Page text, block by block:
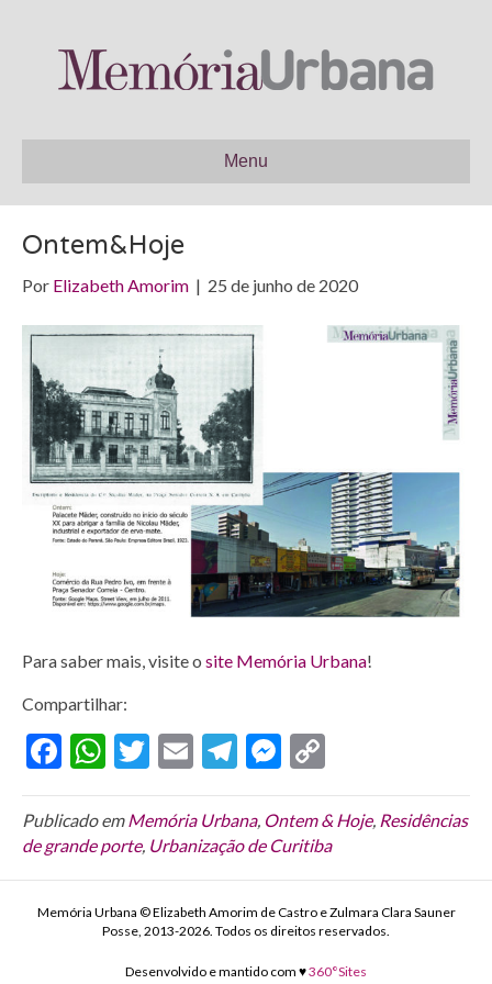
Menu
Ontem&Hoje
Por Elizabeth Amorim | 25 de junho de 2020
Para saber mais, visite o site Memória Urbana!
Compartilhar:
F
ac
e
b
o
o
W
h
at
s
A
p
T
w
itt
er
E
m
ai
l
T
el
e
gr
a
m
M
es
se
n
g
er
o
p
y
Li
n
k
Publicado emMemória Urbana, Ontem & Hoje, Residências
de grande porte, Urbanização de Curitiba
Memória Urbana © Elizabeth Amorim de Castro e Zulmara Clara Sauner
Posse, 2013-2026. Todos os direitos reservados.
Desenvolvido e mantido com ♥360°Sites